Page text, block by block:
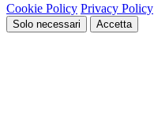
Cookie Policy Privacy Policy
Solo necessari Accetta